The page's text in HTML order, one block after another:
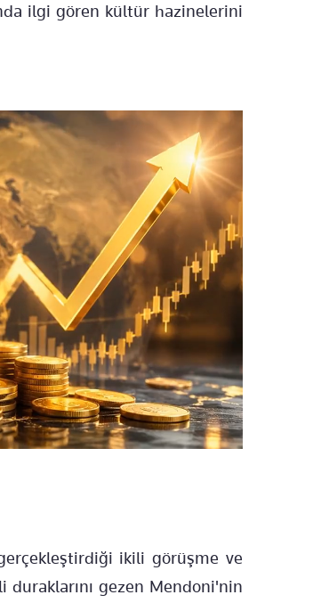
ilgi gören kültür hazinelerini
ikili görüşme ve
duraklarını gezen Mendoni'nin